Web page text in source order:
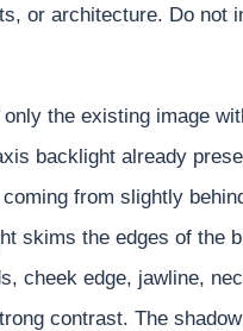
or architecture. Do not
only the existing image
backlight already
from slightly
skims the edges of the
cheek edge, jawline,
contrast. The